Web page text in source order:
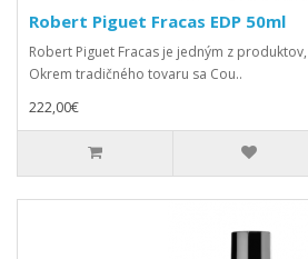
Robert Piguet Fracas EDP 50ml
Robert Piguet Fracas je jedným z
Okrem tradičného tovaru sa Cou..
222,00€